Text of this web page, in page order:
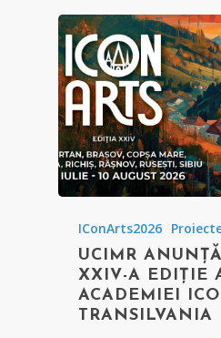
IConArts2026
UCIMR
XXIV-A EDIȚIE
ACADEMIEI
TRANSILVANIA